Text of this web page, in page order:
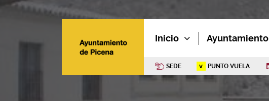
Inicio Ayuntamiento
SEDE PUNTO VUELA